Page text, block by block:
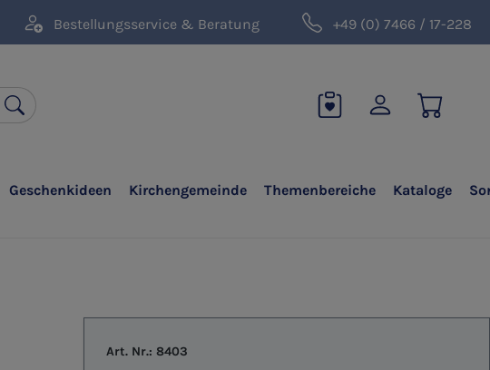
Bestellungsservice & Beratung +49 (0) 7466 / 17-228
Geschenkideen Kirchengemeinde Themenbereiche Kataloge
Art. Nr.: 8403